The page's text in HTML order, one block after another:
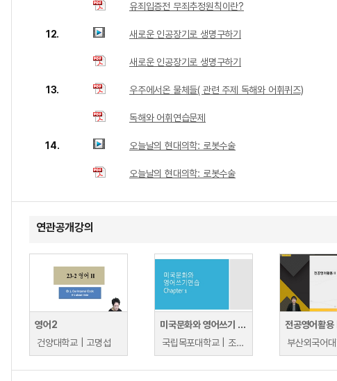
유죄입증전 무죄추정원칙이란?
12. 새로운 인공장기로 생명구하기
새로운 인공장기로 생명구하기
13. 우주에서온 물체들( 관련 주제 독해와 어휘퀴즈)
독해와 어휘연습문제
14. 오늘날의 현대의학: 로봇수술
오늘날의 현대의학: 로봇수술
연관공개강의
영어2
건양대학교 | 고명섭
미국문화와 영어쓰기 연습
국립목포대학교 | 조윤경
전공영어활용 Ⅱ